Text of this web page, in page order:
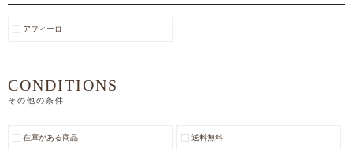
アフィーロ
CONDITIONS
その他の条件
在庫がある商品 送料無料